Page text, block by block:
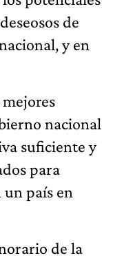
de
y en
nacional
suficiente y
para
país en
de la